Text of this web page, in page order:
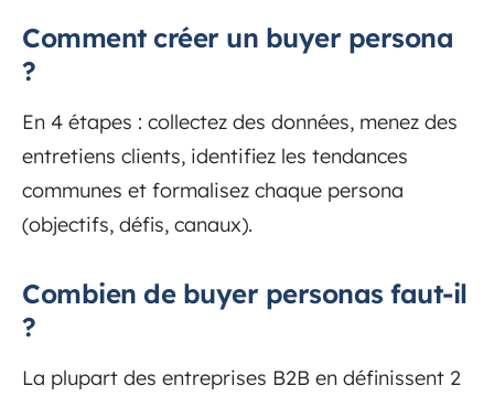
Comment créer un buyer persona
?
En 4 étapes : collectez des données, menez des
entretiens clients, identifiez les tendances
communes et formalisez chaque persona
(objectifs, défis, canaux).
Combien de buyer personas faut-il
?
La plupart des entreprises B2B en définissent 2